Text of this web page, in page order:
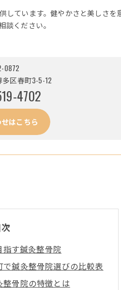
しています。健やかさと美しさ
談ください。
0872
区春町3-5-12
4702
はこちら
す鍼灸整骨院
鍼灸整骨院選びの比較表
骨院の特徴とは